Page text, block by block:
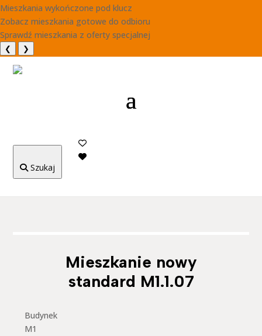
Mieszkania wykończone pod klucz
Zobacz mieszkania gotowe do odbioru
Sprawdź mieszkania z oferty specjalnej
❮ ❯
Szukaj
Mieszkanie nowy
standard M1.1.07
Budynek
M1